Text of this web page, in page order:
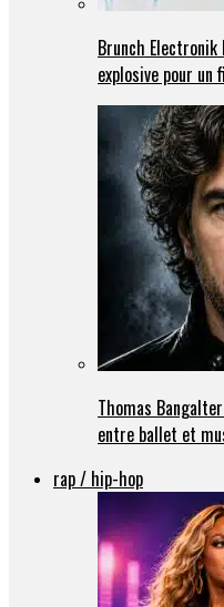
Brunch
explosive pour un
Thomas
entre ballet et
rap / hip-hop